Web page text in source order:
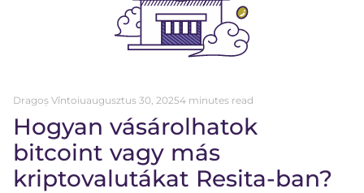
Dragoș Vîntoiuaugusztus 30, 20254 minutes read
Hogyan vásárolhatok
bitcoint vagy más
kriptovalutákat Resita-ban?